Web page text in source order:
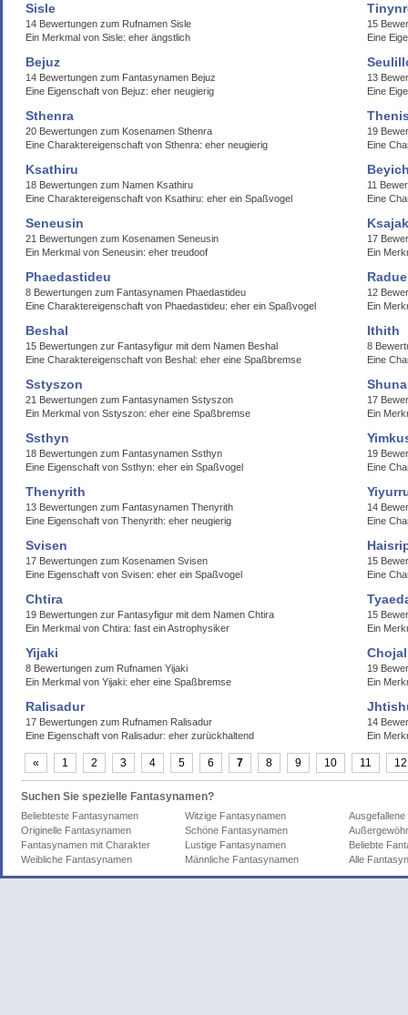
Sisle
14 Bewertungen zum Rufnamen Sisle
Ein Merkmal von Sisle: eher ängstlich
15
Eine
Bejuz
14 Bewertungen zum Fantasynamen Bejuz
Eine Eigenschaft von Bejuz: eher neugierig
13
Eine
Sthenra
20 Bewertungen zum Kosenamen Sthenra
Eine Charaktereigenschaft von Sthenra: eher neugierig
19
Eine
Ksathiru
18 Bewertungen zum Namen Ksathiru
Eine Charaktereigenschaft von Ksathiru: eher ein Spaßvogel
11
Eine
Seneusin
21 Bewertungen zum Kosenamen Seneusin
Ein Merkmal von Seneusin: eher treudoof
17
Ein
Phaedastideu
8 Bewertungen zum Fantasynamen Phaedastideu
Eine Charaktereigenschaft von Phaedastideu: eher ein Spaßvogel
Radue
12
Ein
Beshal
15 Bewertungen zur Fantasyfigur mit dem Namen Beshal
Eine Charaktereigenschaft von Beshal: eher eine Spaßbremse
Ithith
8
Eine
Sstyszon
21 Bewertungen zum Fantasynamen Sstyszon
Ein Merkmal von Sstyszon: eher eine Spaßbremse
17
Ein
Ssthyn
18 Bewertungen zum Fantasynamen Ssthyn
Eine Eigenschaft von Ssthyn: eher ein Spaßvogel
19
Eine
Thenyrith
13 Bewertungen zum Fantasynamen Thenyrith
Eine Eigenschaft von Thenyrith: eher neugierig
14
Eine
Svisen
17 Bewertungen zum Kosenamen Svisen
Eine Eigenschaft von Svisen: eher ein Spaßvogel
15
Eine
Chtira
19 Bewertungen zur Fantasyfigur mit dem Namen Chtira
Ein Merkmal von Chtira: fast ein Astrophysiker
15
Ein
Yijaki
8 Bewertungen zum Rufnamen Yijaki
Ein Merkmal von Yijaki: eher eine Spaßbremse
Chojal
19
Ein
Ralisadur
17 Bewertungen zum Rufnamen Ralisadur
Eine Eigenschaft von Ralisadur: eher zurückhaltend
14
Ein
« 1 2 3 4 5 6 7 8 9 10 11 12
Suchen Sie spezielle Fantasynamen?
Beliebteste Fantasynamen Witzige Fantasynamen
Originelle Fantasynamen
Schöne Fantasynamen
Fantasynamen mit Charakter
Lustige Fantasynamen
Beliebte
Weibliche Fantasynamen
Männliche Fantasynamen Alle